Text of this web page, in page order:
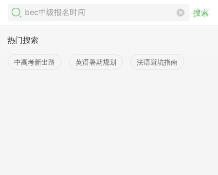
搜索
热门搜索
中高考新出路 英语暑期规划 法语避坑指南